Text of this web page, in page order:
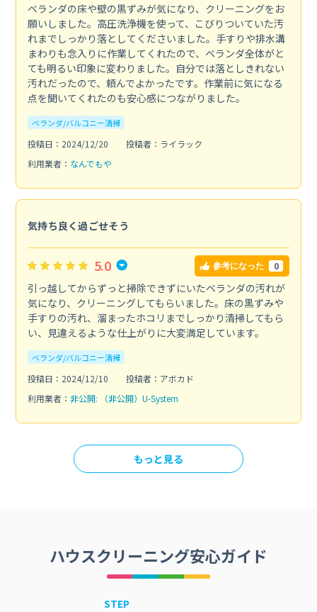
ベランダの床や壁の黒ずみが気になり、クリーニングをお
願いしました。高圧洗浄機を使って、こびりついていた汚
れまでしっかり落としてくださいました。手すりや排水溝
まわりも念入りに作業してくれたので、ベランダ全体がと
ても明るい印象に変わりました。自分では落としきれない
汚れだったので、頼んでよかったです。作業前に気になる
点を聞いてくれたのも安心感につながりました。
ベランダ/バルコニー清掃
投稿日：2024/12/20
投稿者：ライラック
利用業者： なんでもや
気持ち良く過ごせそう
5.0 参考になった 0
引っ越してからずっと掃除できずにいたベランダの汚れが
気になり、クリーニングしてもらいました。床の黒ずみや
手すりの汚れ、溜まったホコリまでしっかり清掃してもら
い、見違えるような仕上がりに大変満足しています。
ベランダ/バルコニー清掃
投稿日：2024/12/10
投稿者：アボカド
利用業者： 非公開: （非公開）U-System
もっと見る
ハウスクリーニング安心ガイド
STEP